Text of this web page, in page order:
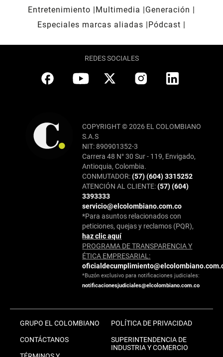
Entretenimiento
Multimedia
Generación
Especiales marcas aliadas
Pódcast
REDES SOCIALES
COPYRIGHT © 2026 EL COLOMBIANO
S.A.S
NIT: 890901352-3
Carrera 48 N° 30 Sur - 119, Envigado,
Antioquia, Colombia.
CONMUTADOR:(57) (604) 3315252
ATENCIÓN AL CLIENTE:(57) (604)
3393333
servicio@elcolombiano.com.co
*Para asuntos relacionados con
peticiones, quejas y reclamos (PQR),
haz clic aquí
PROGRAMA DE TRANSPARENCIA Y
ÉTICA EMPRESARIAL:
*Buzón exclusivo para notificaciones judiciales:
notificacionesjudiciales@elcolombiano.com.co
GRUPO EL COLOMBIANO
CONTÁCTANOS
POLÍTICA DE PRIVACIDAD
SUPERINTENDENCIA DE
INDUSTRIA Y COMERCIO